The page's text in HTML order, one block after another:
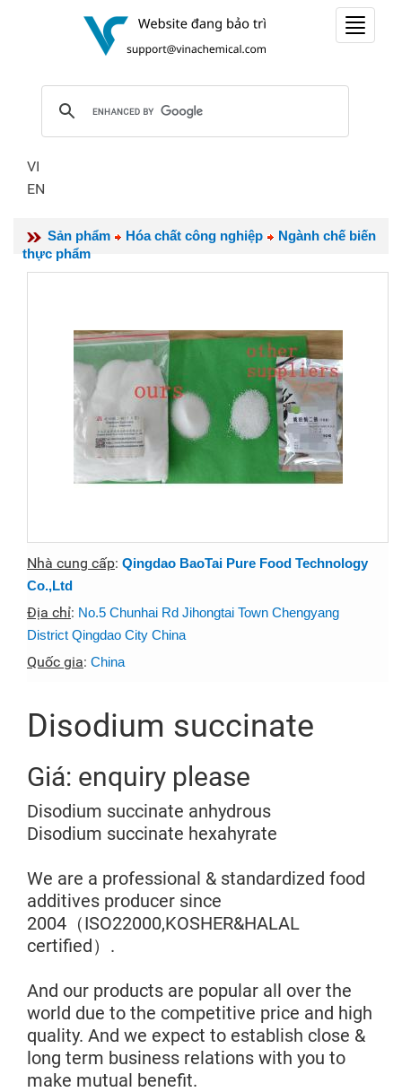
Toggle
VI
EN
Sản phẩm Hóa chất công nghiệp
Ngành chế biến
thực phẩm
Nhà cung cấp: Qingdao BaoTai Pure Food Technology
Co.,Ltd
Địa chỉ: No.5 Chunhai Rd Jihongtai Town Chengyang
District Qingdao City China
Quốc gia: China
Disodium succinate
Giá: enquiry please
Disodium succinate anhydrous
Disodium succinate hexahyrate
We are a professional & standardized food
additives producer since
2004（ISO22000,KOSHER&HALAL
certified）.
And our products are popular all over the
world due to the competitive price and high
quality. And we expect to establish close &
long term business relations with you to
make mutual benefit.